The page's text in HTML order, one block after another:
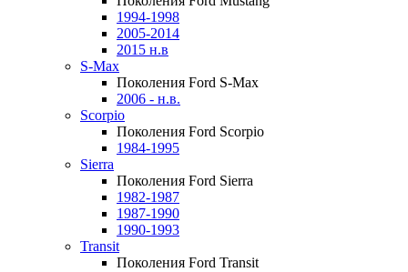
1994-1998
2005-2014
2015 н.в
S-Max
Поколения Ford S-Max
2006 - н.в.
Scorpio
Поколения Ford Scorpio
1984-1995
Sierra
Поколения Ford Sierra
1982-1987
1987-1990
1990-1993
Transit
Поколения Ford Transit